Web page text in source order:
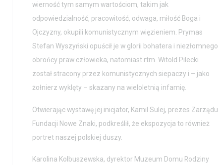
wierność tym samym wartościom, takim jak
odpowiedzialność, pracowitość, odwaga, miłość Boga i
Ojczyzny, okupili komunistycznym więzieniem. Prymas
Stefan Wyszyński opuścił je w glorii bohatera i niezłomnego
obrońcy praw człowieka, natomiast rtm. Witold Pilecki
został stracony przez komunistycznych siepaczy i – jako
żołnierz wyklęty – skazany na wieloletnią infamię.
Otwierając wystawę jej inicjator, Kamil Sulej, prezes Zarządu
Fundacji Nowe Znaki, podkreślił, że ekspozycja to również
portret naszej polskiej duszy.
Karolina Kolbuszewska, dyrektor Muzeum Domu Rodziny